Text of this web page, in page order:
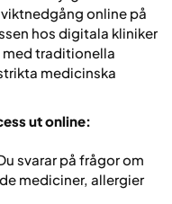
online på
hos digitala kliniker
traditionella
medicinska
ut online:
svarar på frågor om
mediciner, allergier